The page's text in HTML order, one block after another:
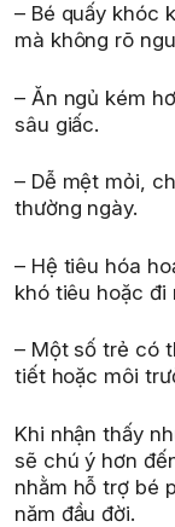
– Bé quấy khóc
mà không rõ
– Ăn ngủ kém
sâu giấc.
– Dễ mệt mỏi,
thường ngày.
– Hệ tiêu hóa
khó tiêu hoặc đi
– Một số trẻ có
tiết hoặc môi
Khi nhận thấy
sẽ chú ý hơn
nhằm hỗ trợ bé
năm đầu đời.